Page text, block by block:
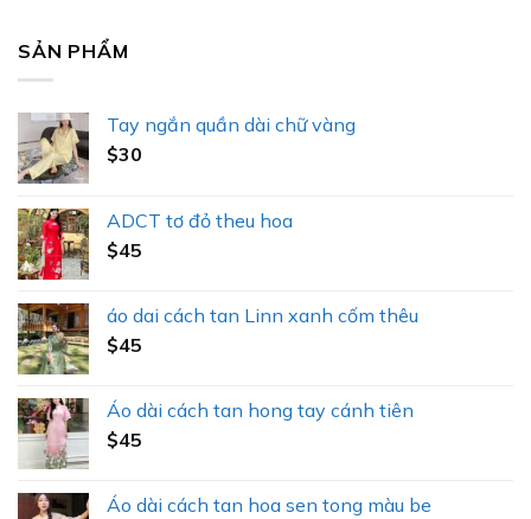
SẢN PHẨM
Tay ngắn quần dài chữ vàng
$30
ADCT tơ đỏ theu hoa
$45
áo dai cách tan Linn xanh cốm thêu
$45
Áo dài cách tan hong tay cánh tiên
$45
Áo dài cách tan hoa sen tong màu be